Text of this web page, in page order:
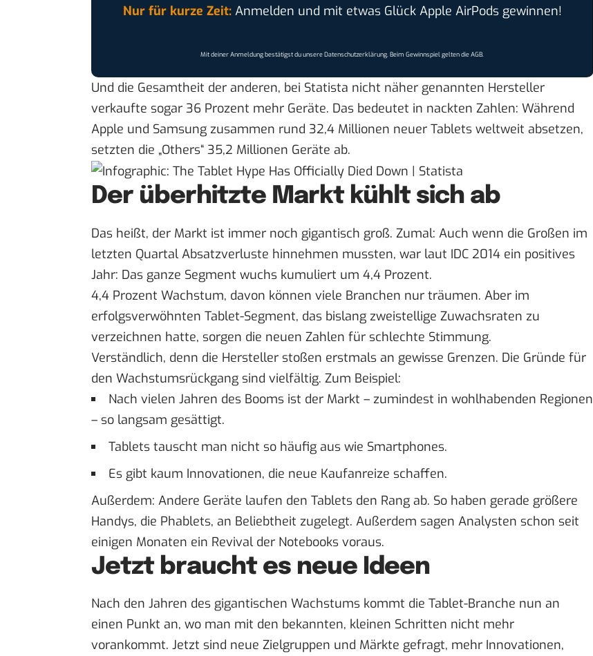
Nur für kurze Zeit:Anmelden und mit etwas Glück Apple AirPods gewinnen!
Mit deiner Anmeldung bestätigst du unsereDatenschutzerklärung. Beim Gewinnspiel gelten dieAGB.
Und die Gesamtheit der anderen, bei Statista nicht näher genannten Hersteller
verkaufte sogar 36 Prozent mehr Geräte. Das bedeutet in nackten Zahlen: Während
Apple und Samsung zusammen rund 32,4 Millionen neuer Tablets weltweit absetzen,
setzten die „Others“ 35,2 Millionen Geräte ab.
Der überhitzte Markt kühlt sich ab
Das heißt, der Markt ist immer noch gigantisch groß. Zumal: Auch wenn die Großen im
letzten Quartal Absatzverluste hinnehmen mussten, war laut IDC 2014 ein positives
Jahr: Das ganze Segment wuchs kumuliert um 4,4 Prozent.
4,4 Prozent Wachstum, davon können viele Branchen nur träumen. Aber im
erfolgsverwöhnten Tablet-Segment, das bislang zweistellige Zuwachsraten zu
verzeichnen hatte, sorgen die neuen Zahlen für schlechte Stimmung.
Verständlich, denn die Hersteller stoßen erstmals an gewisse Grenzen. Die Gründe für
den Wachstumsrückgang sind vielfältig. Zum Beispiel:
Nach vielen Jahren des Booms ist der Markt – zumindest in wohlhabenden Regionen
– so langsam gesättigt.
Tablets tauscht man nicht so häufig aus wie Smartphones.
Es gibt kaum Innovationen, die neue Kaufanreize schaffen.
Außerdem: Andere Geräte laufen den Tablets den Rang ab. So haben gerade größere
Handys, die Phablets, an Beliebtheit zugelegt. Außerdem sagen Analysten schon seit
einigen Monaten ein Revival der Notebooks voraus.
Jetzt braucht es neue Ideen
Nach den Jahren des gigantischen Wachstums kommt die Tablet-Branche nun an
einen Punkt an, wo man mit den bekannten, kleinen Schritten nicht mehr
vorankommt. Jetzt sind neue Zielgruppen und Märkte gefragt, mehr Innovationen,